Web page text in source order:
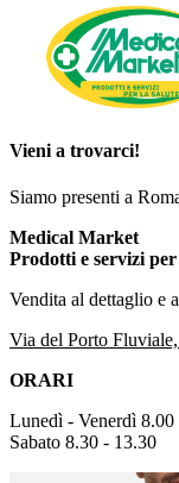
Vieni a trovarci!
Siamo presenti a
Medical Market
Prodotti e servizi per
Vendita al dettaglio e
Via del Porto
ORARI
Lunedì - Venerdì 8.00
Sabato 8.30 - 13.30